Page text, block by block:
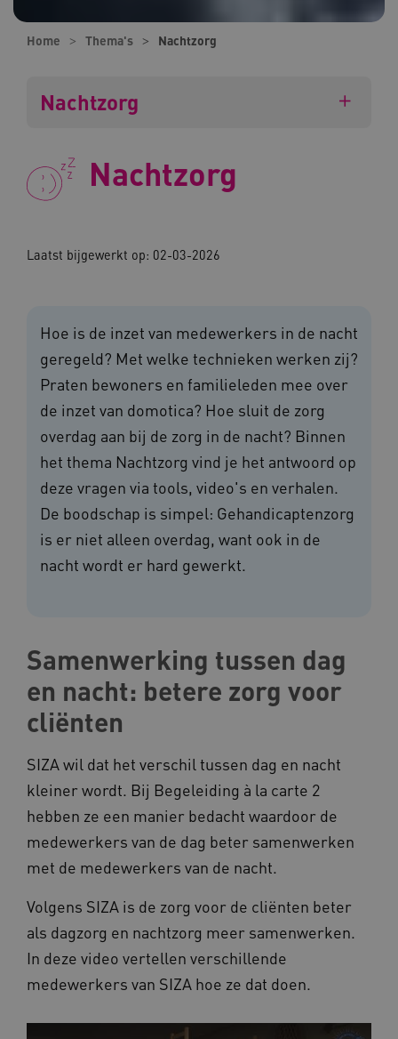
Home Thema's Nachtzorg
Nachtzorg
Nachtzorg
Laatst bijgewerkt op: 02-03-2026
Hoe is de inzet van medewerkers in de nacht
geregeld? Met welke technieken werken zij?
Praten bewoners en familieleden mee over
de inzet van domotica? Hoe sluit de zorg
overdag aan bij de zorg in de nacht? Binnen
het thema Nachtzorg vind je het antwoord op
deze vragen via tools, video's en verhalen.
De boodschap is simpel: Gehandicaptenzorg
is er niet alleen overdag, want ook in de
nacht wordt er hard gewerkt.
Samenwerking tussen dag
en nacht: betere zorg voor
cliënten
SIZA wil dat het verschil tussen dag en nacht
kleiner wordt. Bij Begeleiding à la carte 2
hebben ze een manier bedacht waardoor de
medewerkers van de dag beter samenwerken
met de medewerkers van de nacht.
Volgens SIZA is de zorg voor de cliënten beter
als dagzorg en nachtzorg meer samenwerken.
In deze video vertellen verschillende
medewerkers van SIZA hoe ze dat doen.